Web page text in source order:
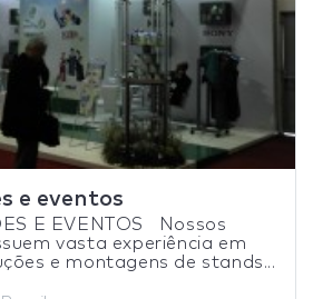
e eventos
E EVENTOS Nossos
vasta experiência em
e montagens de stands...